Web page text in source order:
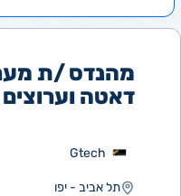
מהנדס /ת
דאטה וערוצים
Gtech
תל אביב - יפו